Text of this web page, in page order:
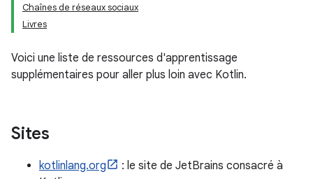
Chaînes de réseaux sociaux
Livres
Voici une liste de ressources d'apprentissage
supplémentaires pour aller plus loin avec Kotlin.
Sites
kotlinlang.org
: le site de JetBrains consacré à